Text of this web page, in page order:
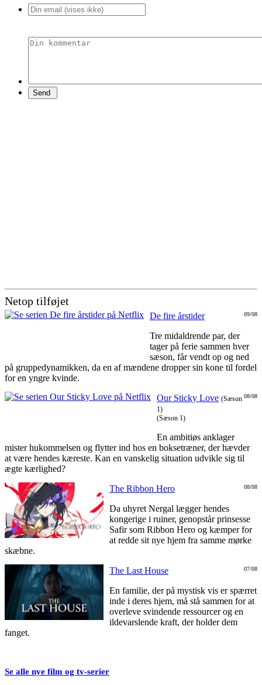
Netop tilføjet
09/08
De fire årstider
Tre midaldrende par, der
tager på ferie sammen hver
sæson, får vendt op og ned
på gruppedynamikken, da en af mændene dropper sin kone til fordel
for en yngre kvinde.
08/08
Our Sticky Love (Sæson
1)
(Sæson 1)
En ambitiøs anklager
mister hukommelsen og flytter ind hos en boksetræner, der hævder
at være hendes kæreste. Kan en vanskelig situation udvikle sig til
ægte kærlighed?
08/08
The Ribbon Hero
Da uhyret Nergal lægger hendes
kongerige i ruiner, genopstår prinsesse
Safir som Ribbon Hero og kæmper for
at redde sit nye hjem fra samme mørke
skæbne.
07/08
The Last House
En familie, der på mystisk vis er spærret
inde i deres hjem, må stå sammen for at
overleve svindende ressourcer og en
ildevarslende kraft, der holder dem
fanget.
Se alle nye film og tv-serier